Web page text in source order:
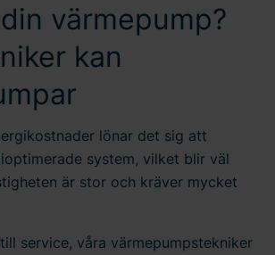
värmepump?
kan
lönar det sig att
system, vilket blir väl
är stor och kräver mycket
service, våra värmepumpstekniker